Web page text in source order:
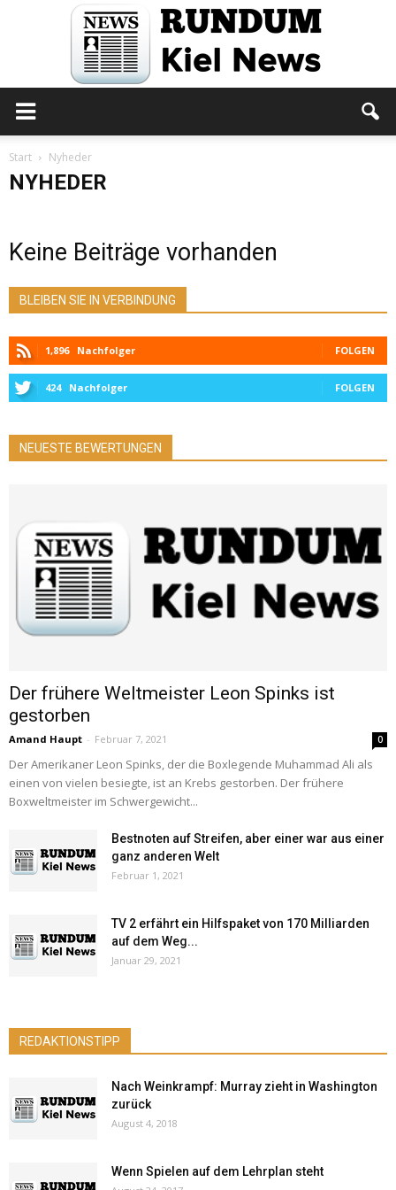
Start Nyheder
NYHEDER
Keine Beiträge vorhanden
BLEIBEN SIE IN VERBINDUNG
1,896 Nachfolger FOLGEN
424 Nachfolger FOLGEN
NEUESTE BEWERTUNGEN
Der frühere Weltmeister Leon Spinks ist
gestorben
Amand Haupt - Februar 7, 2021 0
Der Amerikaner Leon Spinks, der die Boxlegende Muhammad Ali als
einen von vielen besiegte, ist an Krebs gestorben. Der frühere
Boxweltmeister im Schwergewicht...
Bestnoten auf Streifen, aber einer war aus einer
ganz anderen Welt
Februar 1, 2021
TV 2 erfährt ein Hilfspaket von 170 Milliarden
auf dem Weg...
Januar 29, 2021
REDAKTIONSTIPP
Nach Weinkrampf: Murray zieht in Washington
zurück
August 4, 2018
Wenn Spielen auf dem Lehrplan steht